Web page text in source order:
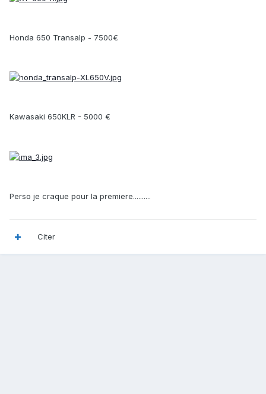
Honda 650 Transalp - 7500€
Kawasaki 650KLR - 5000 €
Perso je craque pour la premiere..........
Citer